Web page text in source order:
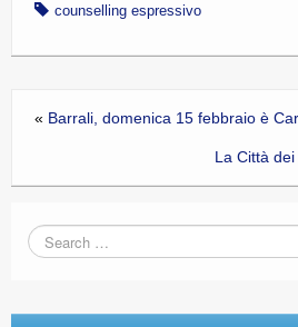
counselling espressivo
« Barrali, domenica 15 febbraio è
La Città